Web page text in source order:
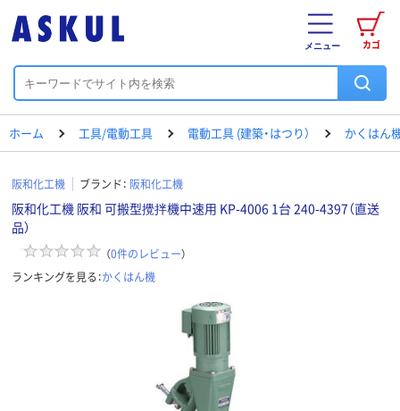
カゴ
メニュー
ホーム 工具/電動工具 電動工具 (建築・はつり） かくはん
阪和化工機 ブランド： 阪和化工機
阪和化工機 阪和 可搬型攪拌機中速用 KP-4006 1台 240-4397（直送
品）
（0件のレビュー）
ランキングを見る：かくはん機